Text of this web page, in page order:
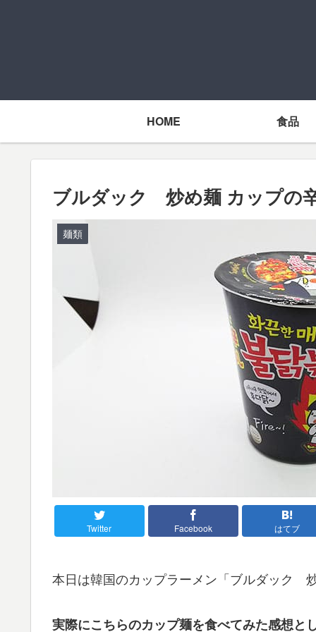
HOME 食品
ブルダック 炒め麺 カップの
麺類
Twitter Facebook はてブ
本日は韓国のカップラーメン「ブルダック
実際にこちらのカップ麺を食べてみた感想と